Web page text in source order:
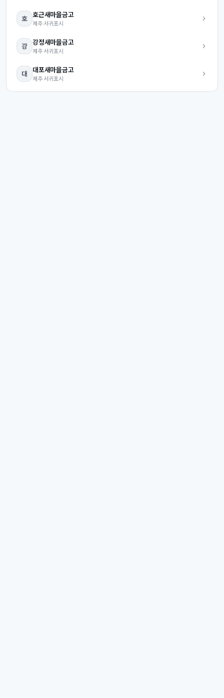
호 호근새마을금고
제주 서귀포시
강 강정새마을금고
제주 서귀포시
대 대포새마을금고
제주 서귀포시